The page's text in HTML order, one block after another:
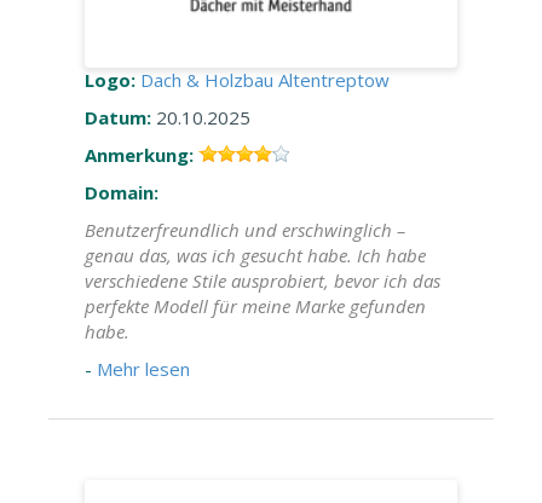
Logo: Dach & Holzbau Altentreptow
Datum: 20.10.2025
Anmerkung:
Domain:
Benutzerfreundlich und erschwinglich –
genau das, was ich gesucht habe. Ich habe
verschiedene Stile ausprobiert, bevor ich das
perfekte Modell für meine Marke gefunden
habe.
- Mehr lesen